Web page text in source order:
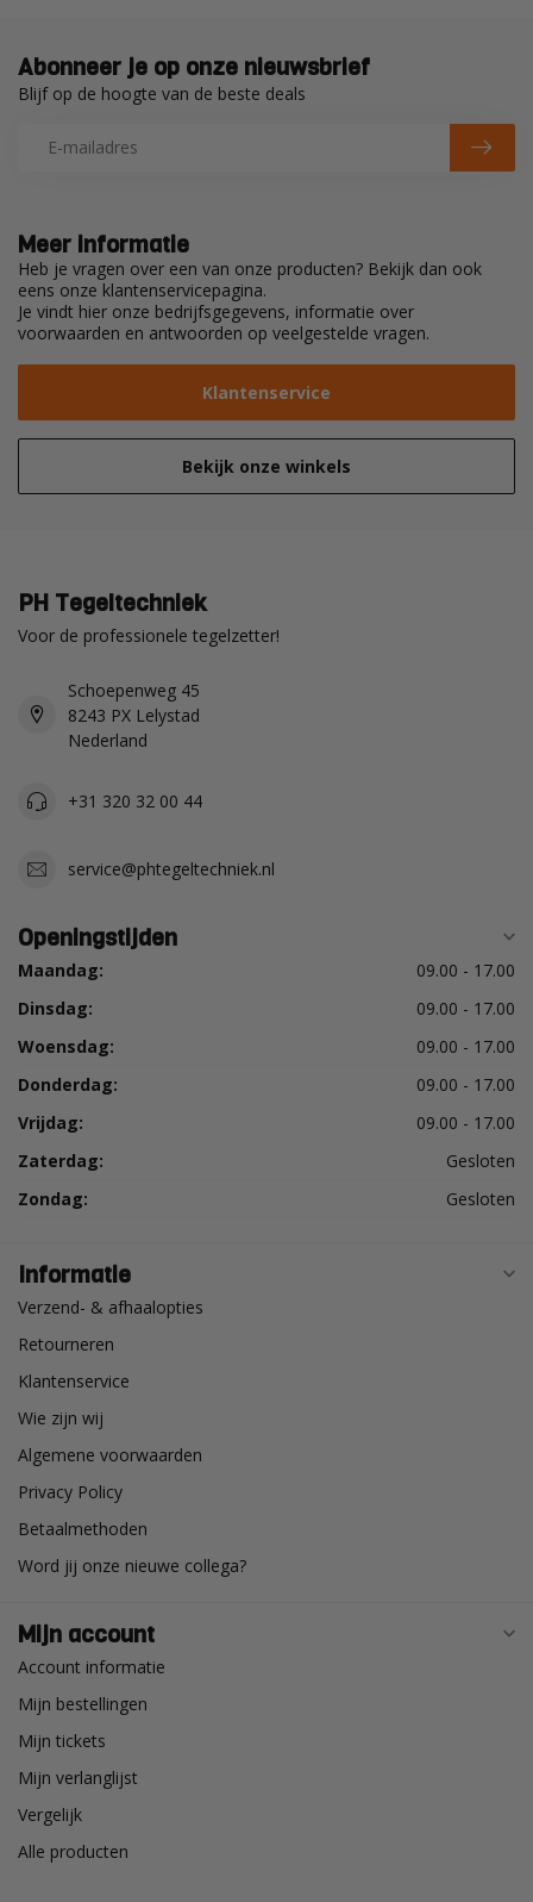
Meer informatie
Heb je vragen over een van onze producten? Bekijk dan ook
eens onze klantenservicepagina.
Je vindt hier onze bedrijfsgegevens, informatie over
voorwaarden en antwoorden op veelgestelde vragen.
Klantenservice
Bekijk onze winkels
Abonneer je op onze nieuwsbrief
Blijf op de hoogte van de beste deals
PH Tegeltechniek
Voor de professionele tegelzetter!
Schoepenweg 45
8243 PX Lelystad
Nederland
+31 320 32 00 44
service@phtegeltechniek.nl
Openingstijden
Maandag:
09.00 - 17.00
Dinsdag:
09.00 - 17.00
Woensdag:
09.00 - 17.00
Donderdag:
09.00 - 17.00
Vrijdag:
09.00 - 17.00
Zaterdag:
Gesloten
Zondag:
Gesloten
Informatie
Verzend- & afhaalopties
Retourneren
Klantenservice
Wie zijn wij
Algemene voorwaarden
Privacy Policy
Betaalmethoden
Word jij onze nieuwe collega?
Mijn account
Account informatie
Mijn bestellingen
Mijn tickets
Mijn verlanglijst
Vergelijk
Alle producten